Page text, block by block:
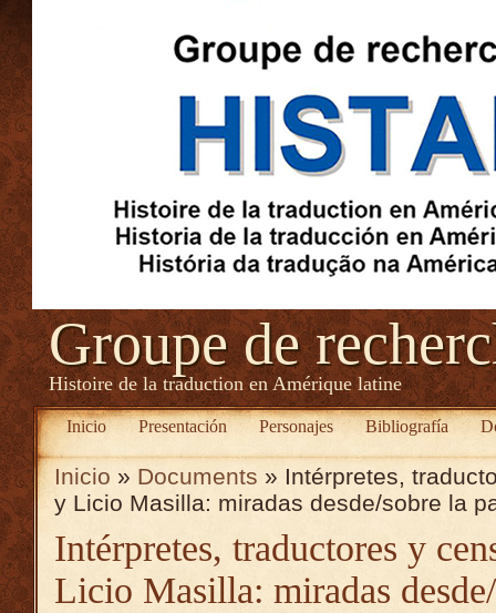
Groupe de
Histoire de la traduction en Amérique latine
Inicio Presentación Personajes Bibliografía
Inicio » Documents » Intérpretes,
y Licio Masilla: miradas desde/sobre la
Intérpretes, traductores y
Licio Masilla: miradas